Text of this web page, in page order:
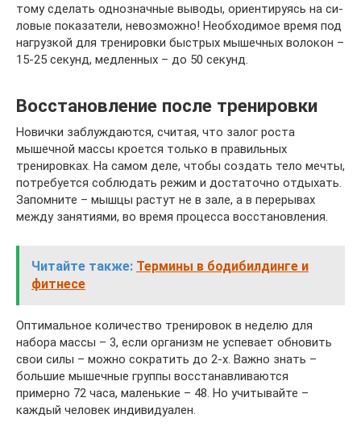
то­му сде­лать од­ноз­нач­ные вы­во­ды, ори­ен­ти­ру­ясь на си­
ло­вые по­ка­за­те­ли, не­воз­мож­но! Не­об­хо­ди­мое вре­мя под
наг­руз­кой для тре­ни­ров­ки быст­рых мы­шеч­ных во­ло­кон –
15-25 се­кунд, мед­лен­ных – до 50 се­кунд.
Восстановление после тренировки
Новички заблуждаются, считая, что залог роста
мышечной массы кроется только в правильных
тренировках. На самом деле, чтобы создать тело мечты,
потребуется соблюдать режим и достаточно отдыхать.
Запомните – мышцы растут не в зале, а в перерывах
между занятиями, во время процесса восстановления.
Читайте также: Термины в бодибилдинге и
фитнесе
Оптимальное количество тренировок в неделю для
набора массы – 3, если организм не успевает обновить
свои силы – можно сократить до 2-х. Важно знать –
большие мышечные группы восстанавливаются
примерно 72 часа, маленькие – 48. Но учитывайте –
каждый человек индивидуален.